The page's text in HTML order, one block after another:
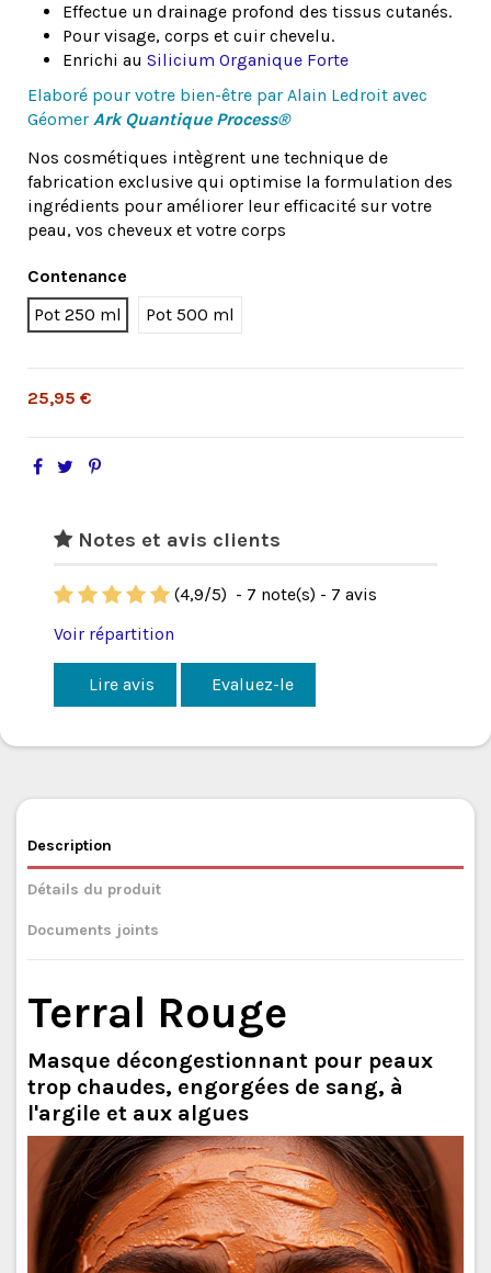
Effectue un drainage profond des tissus cutanés.
Pour visage, corps et cuir chevelu.
Enrichi au Silicium Organique Forte
Elaboré pour votre bien-être par Alain Ledroit avec
Géomer Ark Quantique Process®
Nos cosmétiques intègrent une technique de
fabrication exclusive qui optimise la formulation des
ingrédients pour améliorer leur efficacité sur votre
peau, vos cheveux et votre corps
Contenance
Pot 250 ml
Pot 500 ml
25,95 €
Notes et avis clients
(4,9/5) - 7 note(s) - 7 avis
Voir répartition
Lire avis Evaluez-le
Description
Détails du produit
Documents joints
Terral Rouge
Masque décongestionnant pour peaux
trop chaudes, engorgées de sang, à
l'argile et aux algues